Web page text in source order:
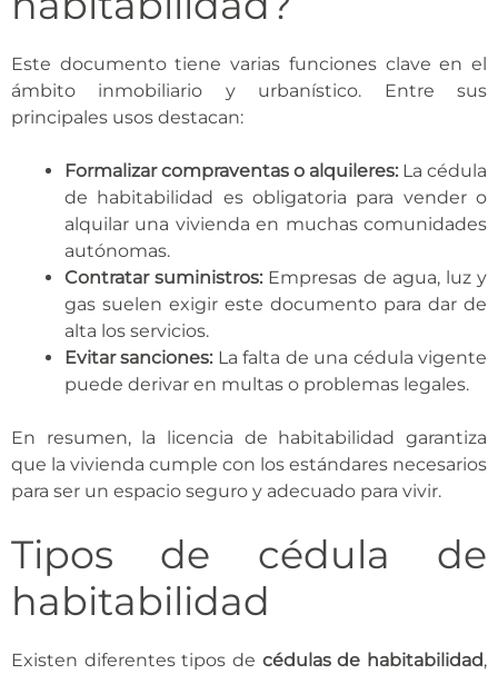
Este documento tiene varias funciones clave en el
ámbito inmobiliario y urbanístico. Entre sus
principales usos destacan:
Formalizar compraventas o alquileres: La cédula
de habitabilidad es obligatoria para vender o
alquilar una vivienda en muchas comunidades
autónomas.
Contratar suministros: Empresas de agua, luz y
gas suelen exigir este documento para dar de
alta los servicios.
Evitar sanciones: La falta de una cédula vigente
puede derivar en multas o problemas legales.
En resumen, la licencia de habitabilidad garantiza
que la vivienda cumple con los estándares necesarios
para ser un espacio seguro y adecuado para vivir.
Tipos de cédula de
habitabilidad
Existen diferentes tipos de cédulas de habitabilidad,